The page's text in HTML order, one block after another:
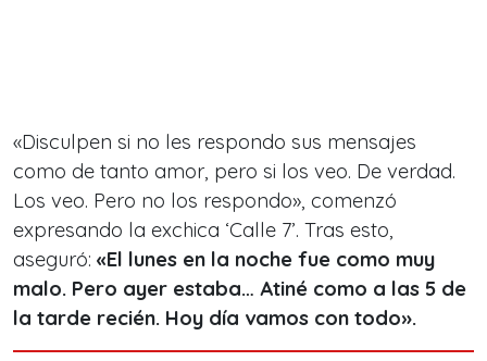
«Disculpen si no les respondo sus mensajes
como de tanto amor, pero si los veo. De verdad.
Los veo. Pero no los respondo», comenzó
expresando la exchica ‘Calle 7’. Tras esto,
aseguró: «El lunes en la noche fue como muy
malo. Pero ayer estaba… Atiné como a las 5 de
la tarde recién. Hoy día vamos con todo».